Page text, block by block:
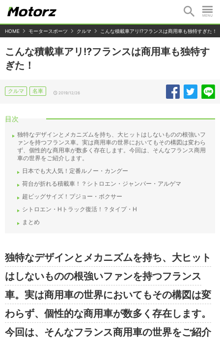
HOME モータースポーツ クルマ こんな積載車アリ!?フランスは商用車も独特すぎた！
こんな積載車アリ!?フランスは商用車も独特す
ぎた！
クルマ 名車 2019/12/26
目次
独特なデザインとメカニズムを持ち、大ヒットはしないものの根強いフ
ァンを持つフランス車。実は商用車の世界においてもその構図は変わら
ず、個性的な商用車が数多く存在します。今回は、そんなフランス商用
車の世界をご紹介します。
日本でも大人気！定番ルノー・カングー
荷台が折れる積載車！？シトロエン・ジャンパー・アルゲマ
超ビッグサイズ！プジョー・ボクサー
シトロエン・Hトラック復活！？タイプ・H
まとめ
独特なデザインとメカニズムを持ち、大ヒット
はしないものの根強いファンを持つフランス
車。実は商用車の世界においてもその構図は変
わらず、個性的な商用車が数多く存在します。
今回は、そんなフランス商用車の世界をご紹介